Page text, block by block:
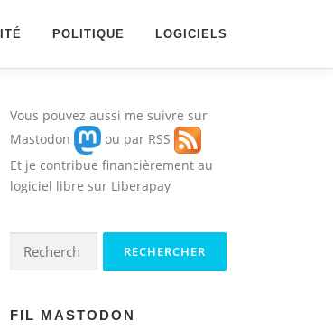
POLITIQUE LOGICIELS
Vous pouvez aussi me suivre sur
Mastodon
ou par RSS
Et je contribue financièrement au
logiciel libre sur Liberapay
Rechercher :
FIL MASTODON